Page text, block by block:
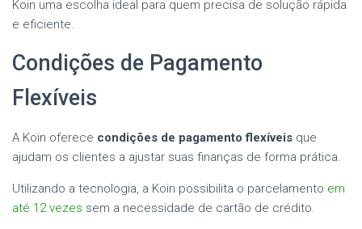
Koin uma escolha ideal para quem precisa de solução rápida
e eficiente.
Condições de Pagamento
Flexíveis
A Koin oferece condições de pagamento flexíveis que
ajudam os clientes a ajustar suas finanças de forma prática.
Utilizando a tecnologia, a Koin possibilita o parcelamento em
até 12 vezes sem a necessidade de cartão de crédito.